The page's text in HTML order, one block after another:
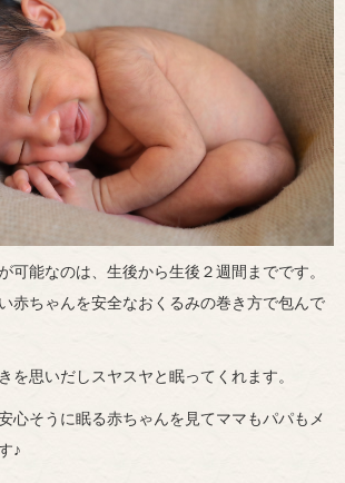
可能なのは、生後から生後２週間までです。
赤ちゃんを安全なおくるみの巻き方で包んで
を思いだしスヤスヤと眠ってくれます。
心そうに眠る赤ちゃんを見てママもパパもメ
♪